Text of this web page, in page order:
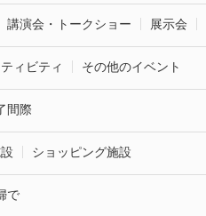
講演会・トークショー 展示会
ィビティ その他のイベント
間際
ショッピング施設
で